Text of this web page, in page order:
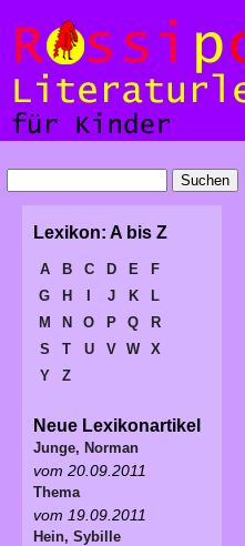
Lexikon: A bis Z
A B C D E
F
G
H J K
L
M
N O P Q
R
S
T U V W
X
Y
Z
Neue Lexikonartikel
Junge, Norman
vom 20.09.2011
Thema
vom 19.09.2011
Hein, Sybille